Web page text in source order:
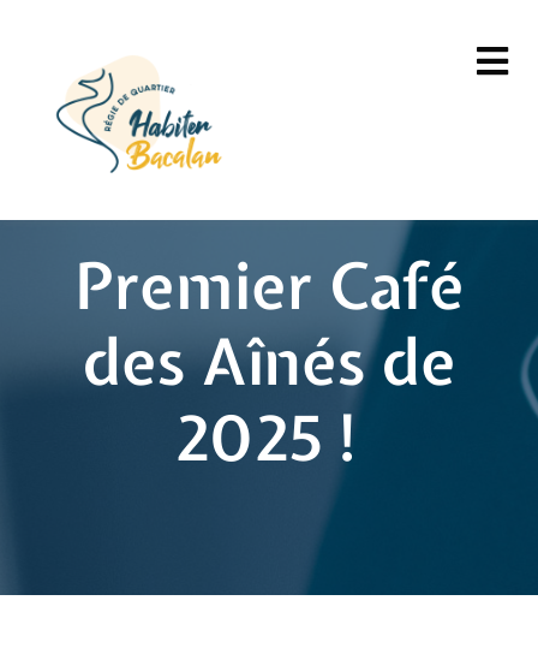
Premier Café
des Aînés de
2025 !